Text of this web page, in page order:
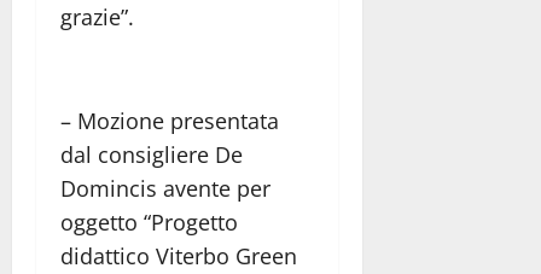
grazie”.
– Mozione presentata
dal consigliere De
Domincis avente per
oggetto “Progetto
didattico Viterbo Green